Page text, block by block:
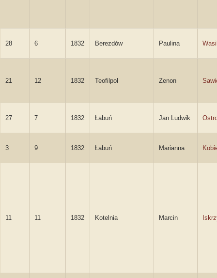
28 6 1832 Berezdów Paulina
21 12 1832 Teofilpol Zenon
27 7 1832 Łabuń Jan Ludwik
3 9 1832 Łabuń Marianna
11 11 1832 Kotelnia Marcin